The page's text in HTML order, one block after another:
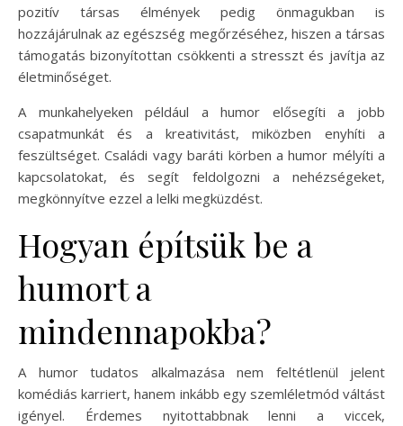
pozitív társas élmények pedig önmagukban is
hozzájárulnak az egészség megőrzéséhez, hiszen a társas
támogatás bizonyítottan csökkenti a stresszt és javítja az
életminőséget.
A munkahelyeken például a humor elősegíti a jobb
csapatmunkát és a kreativitást, miközben enyhíti a
feszültséget. Családi vagy baráti körben a humor mélyíti a
kapcsolatokat, és segít feldolgozni a nehézségeket,
megkönnyítve ezzel a lelki megküzdést.
Hogyan építsük be a
humort a
mindennapokba?
A humor tudatos alkalmazása nem feltétlenül jelent
komédiás karriert, hanem inkább egy szemléletmód váltást
igényel. Érdemes nyitottabbnak lenni a viccek,